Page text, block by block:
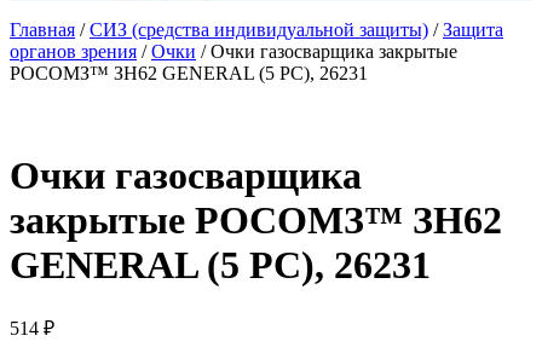
Главная /СИЗ (средства индивидуальной защиты) /Защита
органов зрения /Очки / Очки газосварщика закрытые
РОСОМЗ™ ЗН62 GENERAL (5 PC), 26231
Очки газосварщика
закрытые РОСОМЗ™ ЗН62
GENERAL (5 PC), 26231
514 ₽